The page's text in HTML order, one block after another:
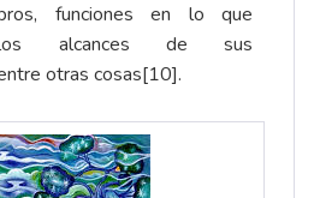
funciones en lo que
alcances de sus
otras cosas[10].